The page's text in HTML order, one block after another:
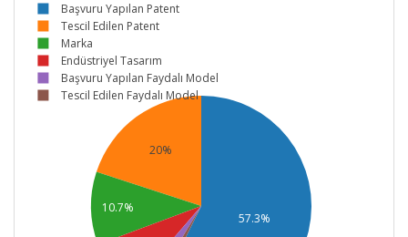
57.3%
20%
10.7%
Başvuru Yapılan Patent
Tescil Edilen Patent
Marka
Endüstriyel Tasarım
Başvuru Yapılan Faydalı Model
Tescil Edilen Faydalı Model